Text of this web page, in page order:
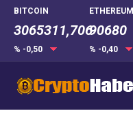
BITCOIN
3065311,706
% -0,50
ETHEREUM
90680
% -0,40